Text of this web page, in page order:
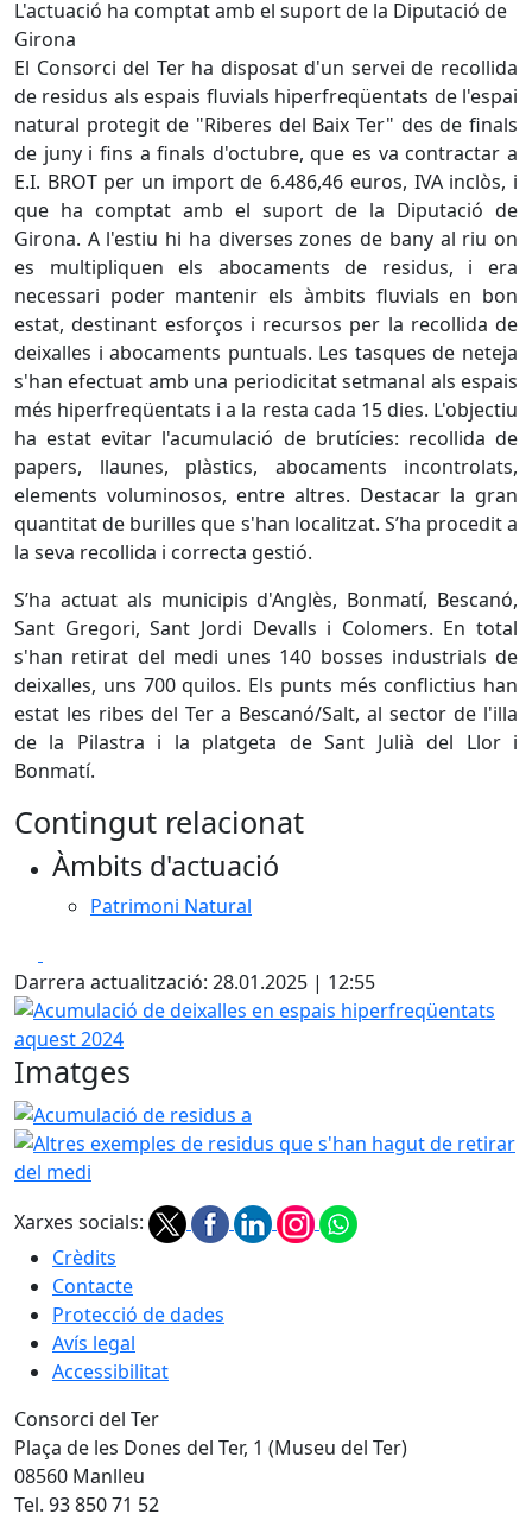
L'actuació ha comptat amb el suport de la Diputació de
Girona
El Consorci del Ter ha disposat d'un servei de recollida
de residus als espais fluvials hiperfreqüentats de l'espai
natural protegit de "Riberes del Baix Ter" des de finals
de juny i fins a finals d'octubre, que es va contractar a
E.I. BROT per un import de 6.486,46 euros, IVA inclòs, i
que ha comptat amb el suport de la Diputació de
Girona. A l'estiu hi ha diverses zones de bany al riu on
es multipliquen els abocaments de residus, i era
necessari poder mantenir els àmbits fluvials en bon
estat, destinant esforços i recursos per la recollida de
deixalles i abocaments puntuals. Les tasques de neteja
s'han efectuat amb una periodicitat setmanal als espais
més hiperfreqüentats i a la resta cada 15 dies. L'objectiu
ha estat evitar l'acumulació de brutícies: recollida de
papers, llaunes, plàstics, abocaments incontrolats,
elements voluminosos, entre altres. Destacar la gran
quantitat de burilles que s'han localitzat. S’ha procedit a
la seva recollida i correcta gestió.
S’ha actuat als municipis d'Anglès, Bonmatí, Bescanó,
Sant Gregori, Sant Jordi Devalls i Colomers. En total
s'han retirat del medi unes 140 bosses industrials de
deixalles, uns 700 quilos. Els punts més conflictius han
estat les ribes del Ter a Bescanó/Salt, al sector de l'illa
de la Pilastra i la platgeta de Sant Julià del Llor i
Bonmatí.
Contingut relacionat
Àmbits d'actuació
Patrimoni Natural
Darrera actualització: 28.01.2025 | 12:55
Acumulació de deixalles en espais hiperfreqüentats
Imatges
Acumulació de residus a "Riberes del Baix Ter"
Xarxes socials:
Crèdits
Contacte
Protecció de dades
Avís legal
Accessibilitat
Consorci del Ter
Plaça de les Dones del Ter, 1 (Museu del Ter)
08560 Manlleu
Tel. 93 850 71 52